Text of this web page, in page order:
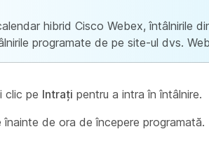
hibrid Cisco Webex, întâlnirile
programate de pe site-ul dvs.
clic pe Intrați pentru a intra în întâlnire.
înainte de ora de începere programată.